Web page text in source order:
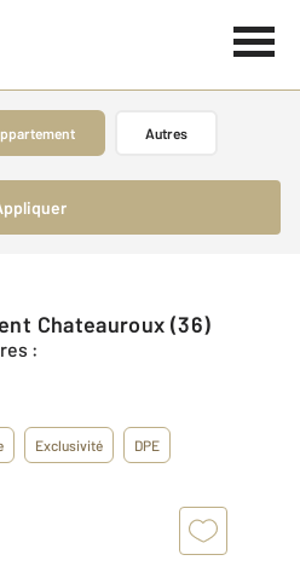
Autres
Chateauroux (36)
:
Exclusivité DPE